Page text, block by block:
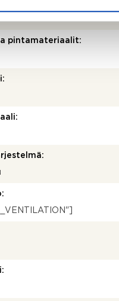
pintamateriaalit: